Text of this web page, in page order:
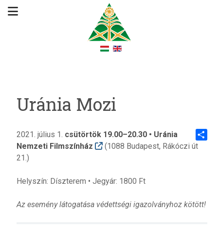
Uránia Mozi
Share
2021. július 1. csütörtök 19.00–20.30 • Uránia
Nemzeti Filmszínház
(1088 Budapest, Rákóczi út
21.)
Helyszín: Díszterem • Jegyár: 1800 Ft
Az esemény látogatása védettségi igazolványhoz kötött!